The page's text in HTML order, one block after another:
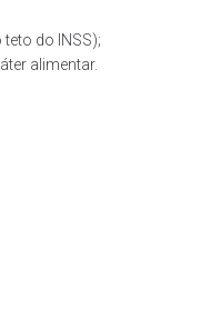
do INSS);
alimentar.